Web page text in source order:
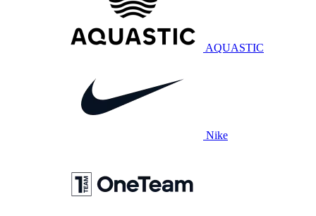
AQUASTIC
Nike